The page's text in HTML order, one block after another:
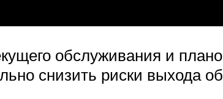
обслуживания и
снизить риски выхода